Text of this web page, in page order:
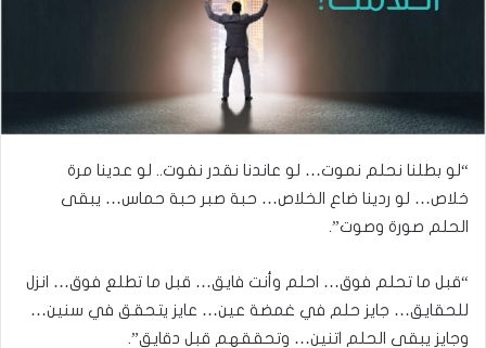
“لو بطلنا نحلم نموت… لو عاندنا نقدر نفوت.. لو عدينا مرة
خلاص… لو ردينا ضاع الخلاص… حبة صبر حبة حماس… يبقى
الحلم صورة وصوت”.
“قبل ما تحلم فوق… احلم وأنت فايق… قبل ما تطلع فوق… انزل
للحقايق… جايز حلم في غمضة عين… عايز يتحقق في سنين…
وجايز يبقى الحلم اتنين… وتحققهم قبل دقايق”.